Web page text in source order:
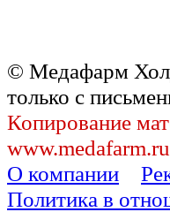
© Медафарм
только с
Копирование
О компании
Политика в